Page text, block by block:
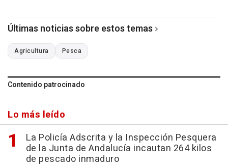
Últimas noticias sobre estos temas
Agricultura Pesca
Contenido patrocinado
Lo más leído
La Policía Adscrita y la Inspección Pesquera
de la Junta de Andalucía incautan 264 kilos
de pescado inmaduro